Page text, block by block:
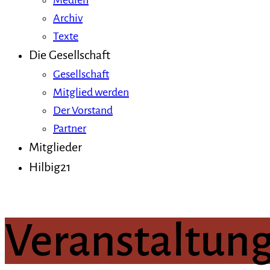
Archiv
Texte
Die Gesellschaft
Gesellschaft
Mitglied werden
Der Vorstand
Partner
Mitglieder
Hilbig21